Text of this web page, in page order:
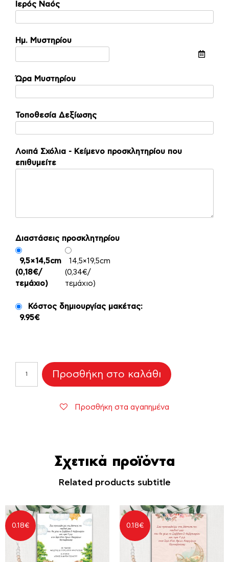
Ιερός Ναός
Ημ. Μυστηρίου
Ώρα Μυστηρίου
Τοποθεσία Δεξίωσης
Λοιπά Σχόλια - Κείμενο προσκλητηρίου που
επιθυμείτε
Διαστάσεις προσκλητηρίου
9,5×14,5cm
(0,18€/
τεμάχιο)
14,5×19,5cm
(0,34€/
τεμάχιο)
Κόστος δημιουργίας μακέτας:
9.95€
Προσκλητήριο
Βάπτισης
"Jungle
Προσθήκη στο καλάθι
Προσθήκη στα αγαπημένα
Σχετικά προϊόντα
Related products subtitle
0.18€ 0.18€